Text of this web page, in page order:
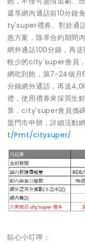
還享網內通話前10分鐘
ty'super禮券。對於通
惠方案，除享合約期間
網外通話100分鐘，再
較少的city'super會員
網吃到飽，第7~24個月
分鐘網外通話，再送
禮，使用禮券來採買生
算，city'super會員攜
盟門市申辦，詳細活動
t/Pmt/citysuper/
貼心小叮嚀：